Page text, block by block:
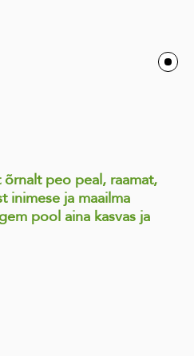
peo peal, raamat,
inimese ja maailma
pool aina kasvas ja